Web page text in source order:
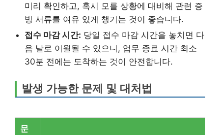
미리 확인하고, 혹시 모를 상황에 대비해 관련 증
빙 서류를 여유 있게 챙기는 것이 좋습니다.
접수 마감 시간: 당일 접수 마감 시간을 놓치면 다
음 날로 이월될 수 있으니, 업무 종료 시간 최소
30분 전에는 도착하는 것이 안전합니다.
발생 가능한 문제 및 대처법
문